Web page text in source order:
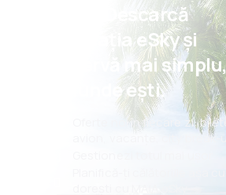
Psst! Descarcă
aplicația eSky și
rezervă mai
oriunde ești.
Oferte noi în fiecare zi:
avion, vacanțe, city break-
Planifică-ți călătoriile așa